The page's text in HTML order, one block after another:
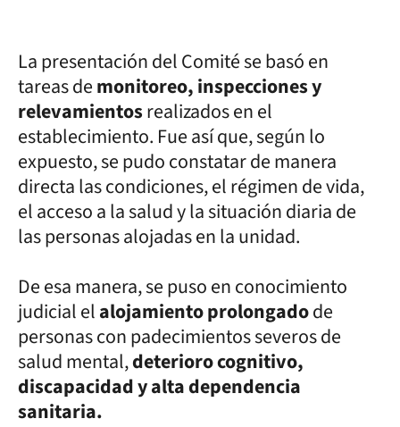
La presentación del Comité se basó en
tareas demonitoreo, inspecciones y
relevamientosrealizados en el
establecimiento. Fue así que, según lo
expuesto, se pudo constatar de manera
directa las condiciones, el régimen de vida,
el acceso a la salud y la situación diaria de
las personas alojadas en la unidad.
De esa manera, se puso en conocimiento
judicial elalojamiento prolongadode
personas con padecimientos severos de
salud mental,deterioro cognitivo,
discapacidad y alta dependencia
sanitaria.